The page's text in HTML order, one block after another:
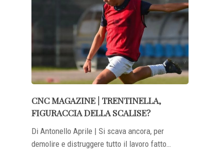
CNC MAGAZINE | TRENTINELLA,
FIGURACCIA DELLA SCALISE?
Di Antonello Aprile | Si scava ancora, per
demolire e distruggere tutto il lavoro fatto…